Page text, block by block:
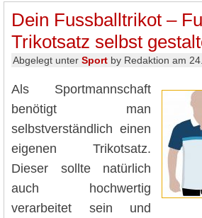
Dein Fussballtrikot –
Trikotsatz selbst
Abgelegt unter Sport by Redaktion am
Als Sportmannschaft
benötigt man
selbstverständlich einen
eigenen Trikotsatz.
Dieser sollte natürlich
auch hochwertig
verarbeitet sein und